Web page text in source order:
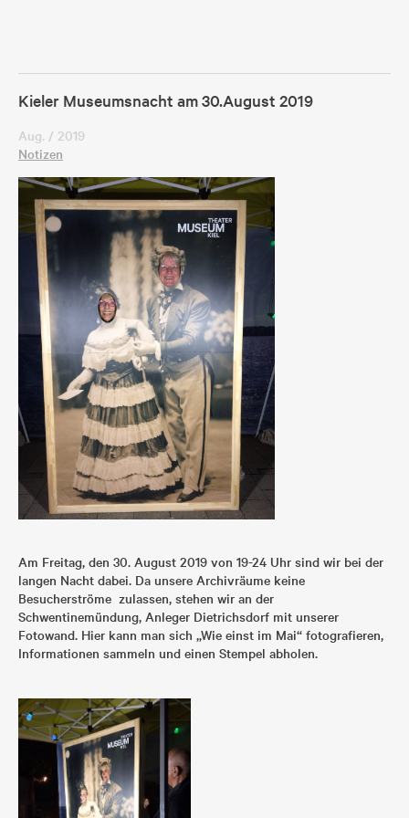
Kieler Museumsnacht am 30.August 2019
Aug. / 2019
Notizen
Am Freitag, den 30. August 2019 von 19-24 Uhr sind wir bei der
langen Nacht dabei. Da unsere Archivräume keine
Besucherströme zulassen, stehen wir an der
Schwentinemündung, Anleger Dietrichsdorf mit unserer
Fotowand. Hier kann man sich „Wie einst im Mai“ fotografieren,
Informationen sammeln und einen Stempel abholen.